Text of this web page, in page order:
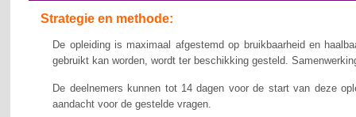
Strategie en methode:
De opleiding is maximaal afgestemd op bruikbaarheid en
gebruikt kan worden, wordt ter beschikking gesteld.
De deelnemers kunnen tot 14 dagen voor de start van deze
aandacht voor de gestelde vragen.